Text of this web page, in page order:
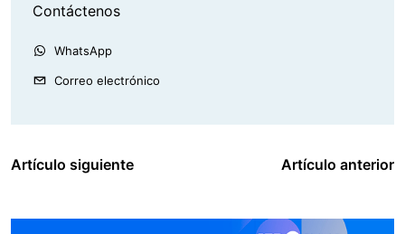
Contáctenos
WhatsApp
Correo electrónico
Artículo siguiente Artículo anterior